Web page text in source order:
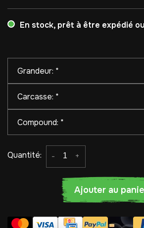
En stock, prêt à être expédié
Grandeur: *
Carcasse: *
Compound: *
Quantité: +
-
Ajouter au